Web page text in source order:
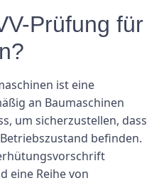
Prüfung für
ist eine
an Baumaschinen
um sicherzustellen, dass
befinden.
eine Reihe von